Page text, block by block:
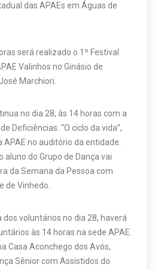
das APAEs em Águas de
será realizado o 1º Festival
Valinhos no Ginásio de
Marchiori.
no dia 28, às 14 horas com a
Deficiências: “O ciclo da vida”,
APAE no auditório da entidade.
aluno do Grupo de Dança vai
da Semana da Pessoa com
de Vinhedo.
voluntários no dia 28, haverá
às 14 horas na sede APAE.
Casa Aconchego dos Avós,
Sênior com Assistidos do